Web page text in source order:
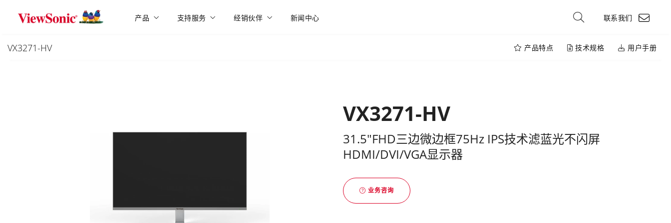
Skip to main content
产品 支持服务 经销伙伴 新闻中心 联系我们
VX3271-HV 产品特点 技术规格 用户手册
VX3271-HV
31.5"FHD三边微边框75Hz IPS技术滤蓝光不闪屏
HDMI/DVI/VGA显示器
业务咨询